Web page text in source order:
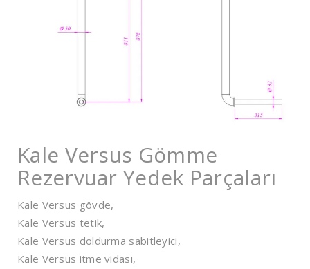
Kale Versus Gömme
Rezervuar Yedek Parçaları
Kale Versus gövde,
Kale Versus tetik,
Kale Versus doldurma sabitleyici,
Kale Versus itme vidası,